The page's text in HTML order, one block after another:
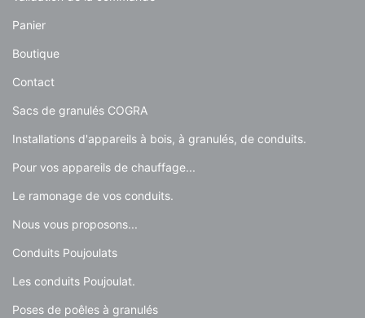
Panier
Boutique
Contact
Sacs de granulés COGRA
Installations d'appareils à bois, à granulés, de conduits.
Pour vos appareils de chauffage...
Le ramonage de vos conduits.
Nous vous proposons...
Conduits Poujoulats
Les conduits Poujoulat.
Poses de poêles à granulés